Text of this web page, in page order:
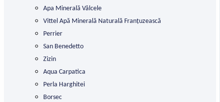
Apa Minerală Vâlcele
Vittel Apă Minerală Naturală Franțuzească
Perrier
San Benedetto
Zizin
Aqua Carpatica
Perla Harghitei
Borsec